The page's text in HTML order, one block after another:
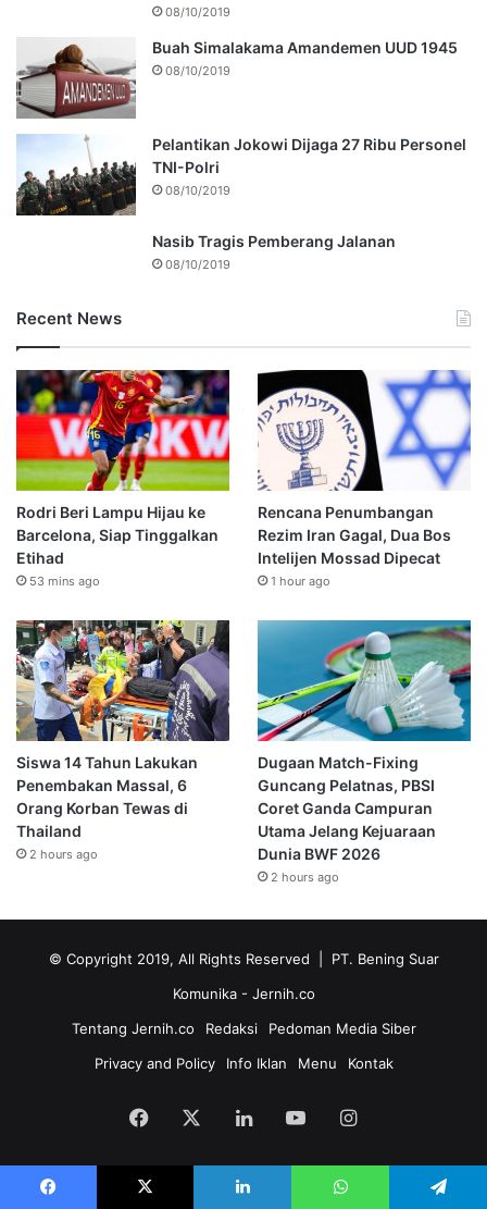
08/10/2019
Buah Simalakama Amandemen UUD 1945
08/10/2019
Pelantikan Jokowi Dijaga 27 Ribu Personel
TNI-Polri
08/10/2019
Nasib Tragis Pemberang Jalanan
08/10/2019
Recent News
Rodri Beri Lampu Hijau ke
Barcelona, Siap Tinggalkan
Etihad
53 mins ago
Rencana Penumbangan
Rezim Iran Gagal, Dua Bos
Intelijen Mossad Dipecat
1 hour ago
Siswa 14 Tahun Lakukan
Penembakan Massal, 6
Orang Korban Tewas di
Thailand
2 hours ago
Dugaan Match-Fixing
Guncang Pelatnas, PBSI
Coret Ganda Campuran
Utama Jelang Kejuaraan
Dunia BWF 2026
2 hours ago
© Copyright 2019, All Rights Reserved | PT. Bening Suar
Komunika - Jernih.co
Tentang Jernih.co
Redaksi
Pedoman Media Siber
Privacy and Policy
Info Iklan Menu Kontak
Facebook LinkedInYouTubeInstagram